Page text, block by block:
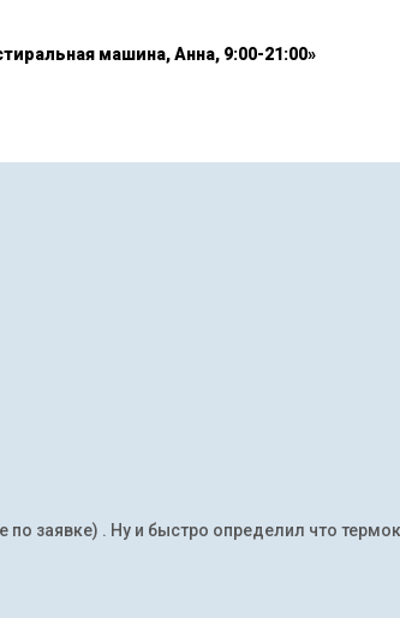
машина, Анна, 9:00-21:00»
заявке) . Ну и быстро определил что